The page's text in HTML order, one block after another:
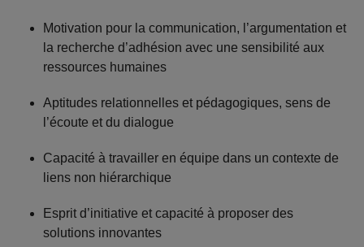
Motivation pour la communication, l’argumentation et
la recherche d’adhésion avec une sensibilité aux
ressources humaines
Aptitudes relationnelles et pédagogiques, sens de
l’écoute et du dialogue
Capacité à travailler en équipe dans un contexte de
liens non hiérarchique
Esprit d’initiative et capacité à proposer des
solutions innovantes